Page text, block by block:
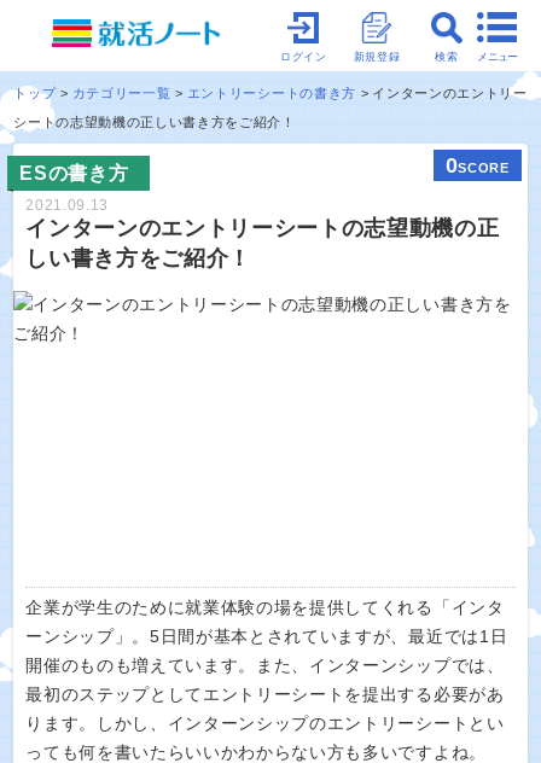
メニュー
検索
新規登録
ログイン
トップ カテゴリー一覧 エントリーシートの書き方
インターンのエントリー
シートの志望動機の正しい書き方をご紹介！
ESの書き方 0SCORE
2021.09.13
インターンのエントリーシートの志望動機の正
しい書き方をご紹介！
企業が学生のために就業体験の場を提供してくれる「インタ
ーンシップ」。5日間が基本とされていますが、最近では1日
開催のものも増えています。また、インターンシップでは、
最初のステップとしてエントリーシートを提出する必要があ
ります。しかし、インターンシップのエントリーシートとい
っても何を書いたらいいかわからない方も多いですよね。